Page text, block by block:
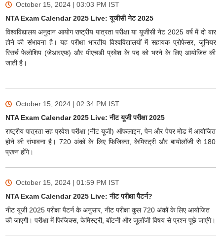
October 15, 2024 | 03:03 PM IST
NTA Exam Calendar 2025 Live: यूजीसी नेट 2025
विश्वविद्यालय अनुदान आयोग राष्ट्रीय पात्रता परीक्षा या यूजीसी नेट 2025 वर्ष में दो बार
होने की संभावना है। यह परीक्षा भारतीय विश्वविद्यालयों में सहायक प्रोफेसर, जूनियर
रिसर्च फेलोशिप (जेआरएफ) और पीएचडी प्रवेश के पद को भरने के लिए आयोजित की
जाती है।
October 15, 2024 | 02:34 PM IST
NTA Exam Calendar 2025 Live: नीट यूजी परीक्षा 2025
राष्ट्रीय पात्रता सह प्रवेश परीक्षा (नीट यूजी) ऑफलाइन, पेन और पेपर मोड में आयोजित
होने की संभावना है। 720 अंकों के लिए फिजिक्स, केमिस्ट्री और बायोलॉजी से 180
प्रश्न होंगे।
October 15, 2024 | 01:59 PM IST
NTA Exam Calendar 2025 Live: नीट परीक्षा पैटर्न?
नीट यूजी 2025 परीक्षा पैटर्न के अनुसार, नीट परीक्षा कुल 720 अंकों के लिए आयोजित
की जाएगी। परीक्षा में फिजिक्स, केमिस्ट्री, बॉटनी और जूलॉजी विषय से प्रश्न पूछे जाएंगे।